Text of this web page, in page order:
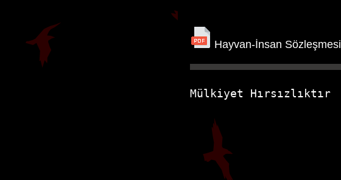
Hayvan-İnsan Sözleşmesi
Mülkiyet Hırsızlıktır